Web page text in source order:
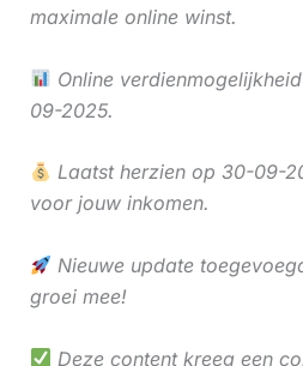
maximale online winst.
Online
09-2025.
Laatst herzien op 30-09-
voor jouw inkomen.
Nieuwe update
groei mee!
Deze content kreeg een